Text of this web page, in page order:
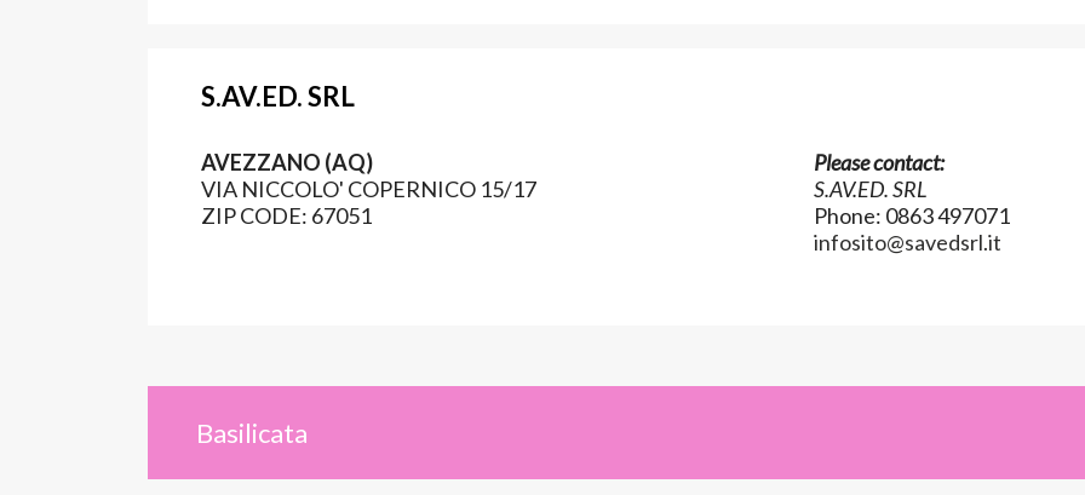
S.AV.ED. SRL
AVEZZANO (AQ)
VIA NICCOLO' COPERNICO 15/17
ZIP CODE: 67051
Please contact:
S.AV.ED. SRL
Phone: 0863 497071
infosito@savedsrl.it
Basilicata